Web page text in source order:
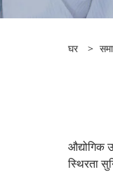
घर >
औद्योगिक
स्थिरता